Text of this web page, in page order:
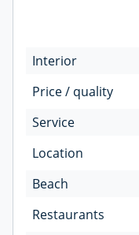
Interior
Price / quality
Service
Location
Beach
Restaurants